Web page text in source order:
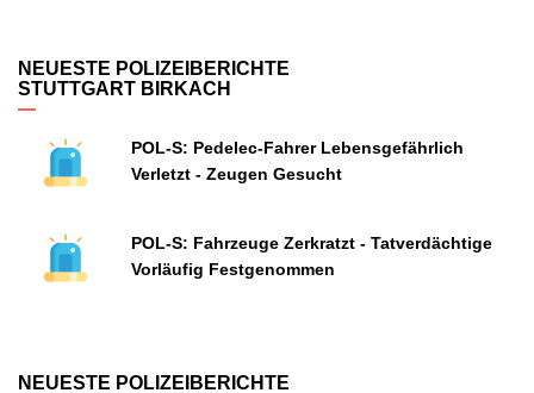
NEUESTE POLIZEIBERICHTE
STUTTGART BIRKACH
POL-S: Pedelec-Fahrer Lebensgefährlich
Verletzt - Zeugen Gesucht
POL-S: Fahrzeuge Zerkratzt - Tatverdächtige
Vorläufig Festgenommen
NEUESTE POLIZEIBERICHTE